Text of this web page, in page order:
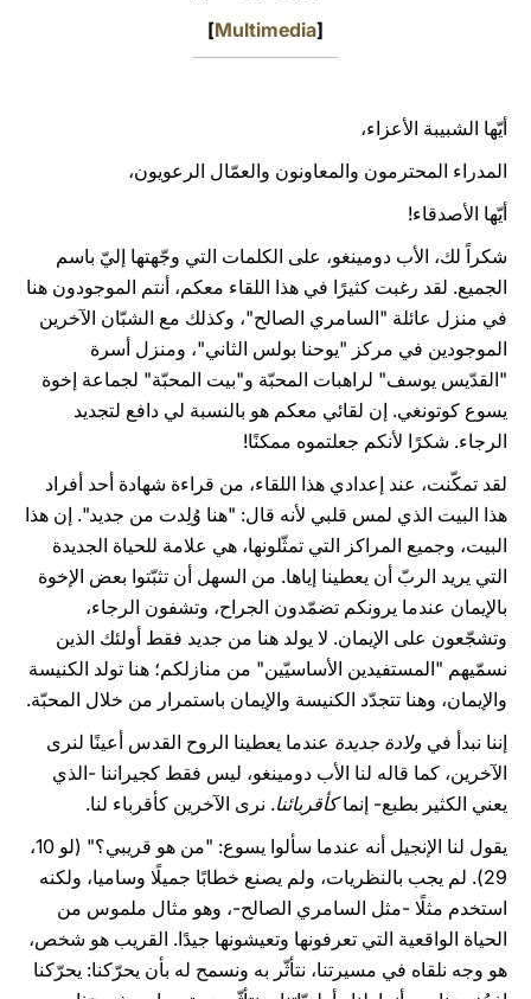
[
Multimedia
]
أيّها الشبيبة الأعزاء،
المدراء المحترمون والمعاونون والعمّال الرعويون،
أيّها الأصدقاء!
شكراً لك، الأب دومينغو، على الكلمات التي وجّهتها إليّ باسم
الجميع. لقد رغبت كثيرًا في هذا اللقاء معكم، أنتم الموجودون هنا
في منزل عائلة "السامري الصالح"، وكذلك مع الشبّان الآخرين
الموجودين في مركز "يوحنا بولس الثاني"، ومنزل أسرة
"القدّيس يوسف" لراهبات المحبّة و"بيت المحبّة" لجماعة إخوة
يسوع كوتونغي. إن لقائي معكم هو بالنسبة لي دافع لتجديد
الرجاء. شكرًا لأنكم جعلتموه ممكنًا!
لقد تمكّنت، عند إعدادي هذا اللقاء، من قراءة شهادة أحد أفراد
هذا البيت الذي لمس قلبي لأنه قال: "هنا وُلِدت من جديد". إن هذا
البيت، وجميع المراكز التي تمثّلونها، هي علامة للحياة الجديدة
التي يريد الربّ أن يعطينا إياها. من السهل أن تثبّتوا بعض الإخوة
بالإيمان عندما يرونكم تضمّدون الجراح، وتشفون الرجاء،
وتشجّعون على الإيمان. لا يولد هنا من جديد فقط أولئك الذين
نسمّيهم "المستفيدين الأساسيّين" من منازلكم؛ هنا تولد الكنيسة
والإيمان، وهنا تتجدّد الكنيسة والإيمان باستمرار من خلال المحبّة.
إننا نبدأ في ولادة جديدة عندما يعطينا الروح القدس أعينًا لنرى
الآخرين، كما قاله لنا الأب دومينغو، ليس فقط كجيراننا -الذي
يعني الكثير بطبع- إنماكأقربائنا. نرى الآخرين كأقرباء لنا.
يقول لنا الإنجيل أنه عندما سألوا يسوع: "من هو قريبي؟" (لو 10،
29). لم يجب بالنظريات، ولم يصنع خطابًا جميلًا وساميا، ولكنه
استخدم مثلًا -مثل السامري الصالح-، وهو مثال ملموس من
الحياة الواقعية التي تعرفونها وتعيشونها جيدًا. القريب هو شخص،
هو وجه نلقاه في مسيرتنا، نتأثّر به ونسمح له بأن يحرّكنا: يحرّكنا